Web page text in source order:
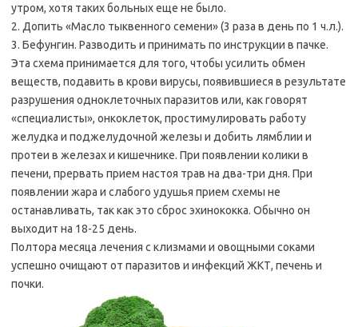
утром, хотя таких больных еще не было.
2. Допить «Масло тыквенного семени» (3 раза в день по 1 ч.л.).
3. Бефунгин. Разводить и принимать по инструкции в пачке.
Эта схема принимается для того, чтобы усилить обмен
веществ, подавить в крови вирусы, появившиеся в результате
разрушения одноклеточных паразитов или, как говорят
«специалисты», онкоклеток, простимулировать работу
желудка и поджелудочной железы и добить лямблии и
протеи в железах и кишечнике. При появлении колики в
печени, прервать прием настоя трав на два-три дня. При
появлении жара и слабого удушья прием схемы не
останавливать, так как это сброс эхинококка. Обычно он
выходит на 18-25 день.
Полтора месяца лечения с клизмами и овощными соками
успешно очищают от паразитов и инфекций ЖКТ, печень и
почки.